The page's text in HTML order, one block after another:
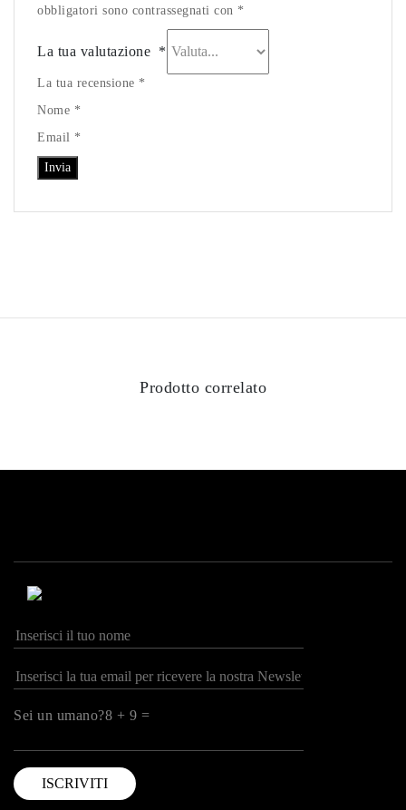
obbligatori sono contrassegnati con *
La tua valutazione *
La tua recensione *
Nome *
Email *
Prodotto correlato
Sei un umano?8 + 9 =